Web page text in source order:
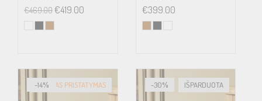
€469.00€419.00 €399.00
-14%
GREITAS PRISTATYMAS -30% IŠPARDUOTA